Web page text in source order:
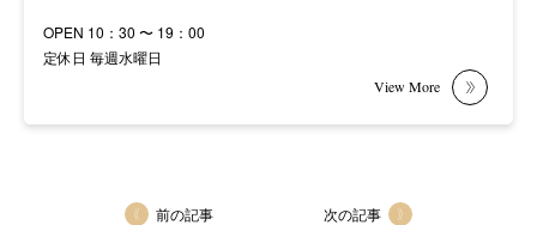
OPEN 10：30 〜 19：00
定休日 毎週水曜日
前の記事 次の記事